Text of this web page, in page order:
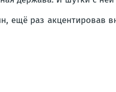
ещё раз акцентировав